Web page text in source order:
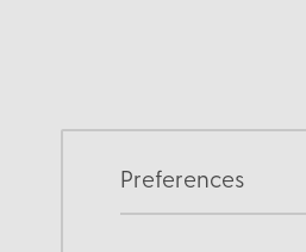
Preferences